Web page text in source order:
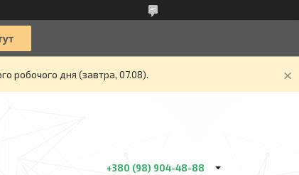
робочого дня (завтра, 07.08).
+380 (98) 904-48-88